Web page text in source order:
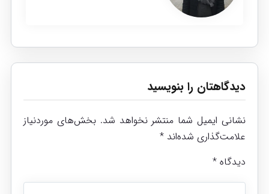
دیدگاهتان را بنویسید
نشانی ایمیل شما منتشر نخواهد شد. بخش‌های موردنیاز
علامت‌گذاری شده‌اند *
دیدگاه *